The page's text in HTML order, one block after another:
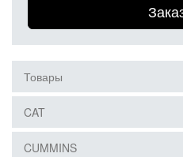
Товары
CAT
CUMMINS